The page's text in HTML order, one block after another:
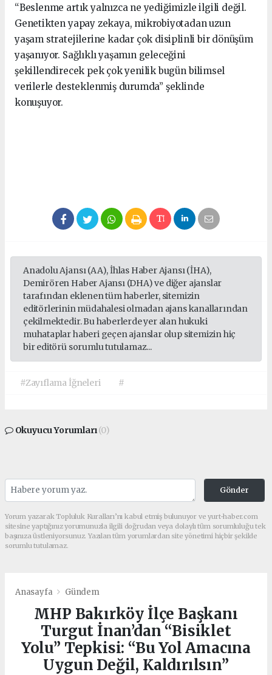
“Beslenme artık yalnızca ne yediğimizle ilgili değil.
Genetikten yapay zekaya, mikrobiyotadan uzun
yaşam stratejilerine kadar çok disiplinli bir dönüşüm
yaşanıyor. Sağlıklı yaşamın geleceğini
şekillendirecek pek çok yenilik bugün bilimsel
verilerle desteklenmiş durumda” şeklinde
konuşuyor.
Anadolu Ajansı (AA), İhlas Haber Ajansı (İHA),
Demirören Haber Ajansı (DHA) ve diğer ajanslar
tarafından eklenen tüm haberler, sitemizin
editörlerinin müdahalesi olmadan ajans kanallarından
çekilmektedir. Bu haberlerde yer alan hukuki
muhataplar haberi geçen ajanslar olup sitemizin hiç
bir editörü sorumlu tutulamaz...
#Zayıflama İğneleri #
Okuyucu Yorumları(0)
Gönder
Yorum yazarak Topluluk Kuralları’nı kabul etmiş bulunuyor ve yurt-haber.com
sitesine yaptığınız yorumunuzla ilgili doğrudan veya dolaylı tüm sorumluluğu tek
başınıza üstleniyorsunuz. Yazılan tüm yorumlardan site yönetimi hiçbir şekilde
sorumlu tutulamaz.
Anasayfa Gündem
MHP Bakırköy İlçe Başkanı
Turgut İnan’dan “Bisiklet
Yolu” Tepkisi: “Bu Yol Amacına
Uygun Değil, Kaldırılsın”